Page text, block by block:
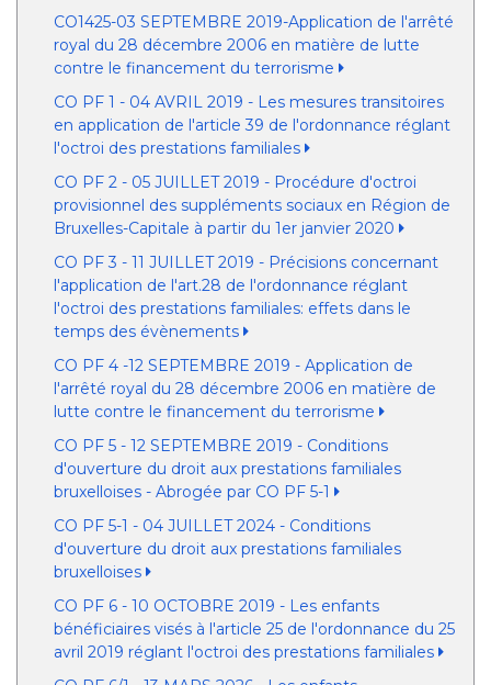
CO1425-03 SEPTEMBRE 2019-Application de l'arrêté
royal du 28 décembre 2006 en matière de lutte
contre le financement du terrorisme
CO PF 1 - 04 AVRIL 2019 - Les mesures transitoires
en application de l'article 39 de l'ordonnance réglant
l'octroi des prestations familiales
CO PF 2 - 05 JUILLET 2019 - Procédure d'octroi
provisionnel des suppléments sociaux en Région de
Bruxelles-Capitale à partir du 1er janvier 2020
CO PF 3 - 11 JUILLET 2019 - Précisions concernant
l'application de l'art.28 de l'ordonnance réglant
l'octroi des prestations familiales: effets dans le
temps des évènements
CO PF 4 -12 SEPTEMBRE 2019 - Application de
l'arrêté royal du 28 décembre 2006 en matière de
lutte contre le financement du terrorisme
CO PF 5 - 12 SEPTEMBRE 2019 - Conditions
d'ouverture du droit aux prestations familiales
bruxelloises - Abrogée par CO PF 5-1
CO PF 5-1 - 04 JUILLET 2024 - Conditions
d'ouverture du droit aux prestations familiales
bruxelloises
CO PF 6 - 10 OCTOBRE 2019 - Les enfants
bénéficiaires visés à l'article 25 de l'ordonnance du 25
avril 2019 réglant l'octroi des prestations familiales